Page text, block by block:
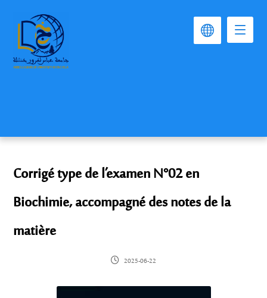
Corrigé type de l’examen N°02 en
Biochimie, accompagné des notes de la
matière
2025-06-22